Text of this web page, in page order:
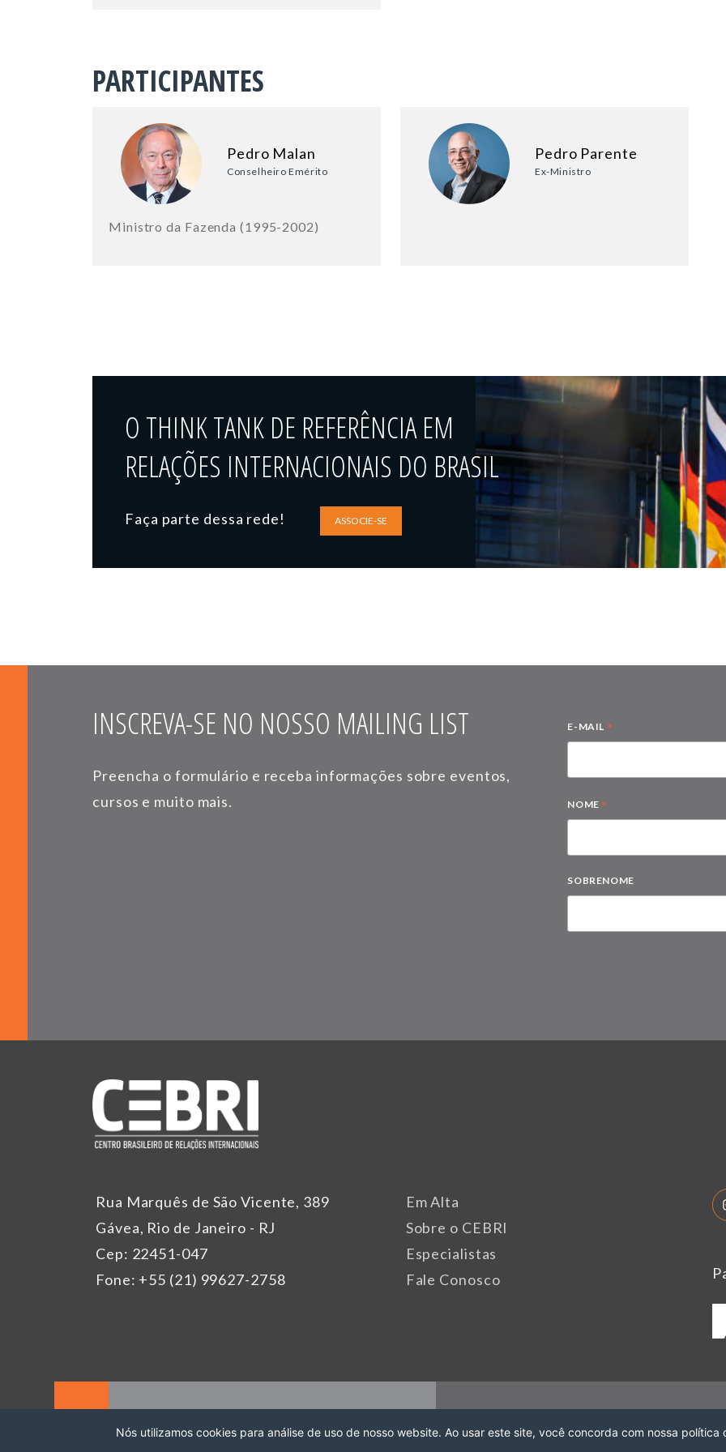
PARTICIPANTES
Pedro Malan
Conselheiro Emérito
Ministro da Fazenda (1995-2002)
Pedro Parente
Ex-Ministro
O THINK TANK DE REFERÊNCIA EM
RELAÇÕES INTERNACIONAIS DO BRASIL
Faça parte dessa rede! ASSOCIE-SE
INSCREVA-SE NO NOSSO MAILING LIST
Preencha o formulário e receba informações sobre eventos,
cursos e muito mais.
E-MAIL *
NOME *
SOBRENOME
Rua Marquês de São Vicente, 389
Gávea, Rio de Janeiro - RJ
Cep: 22451-047
Fone: +55 (21) 99627-2758
Em Alta
Sobre o CEBRI
Especialistas
Fale Conosco
Nós utilizamos cookies para análise de uso de nosso website. Ao usar este site, você concorda com nossa política